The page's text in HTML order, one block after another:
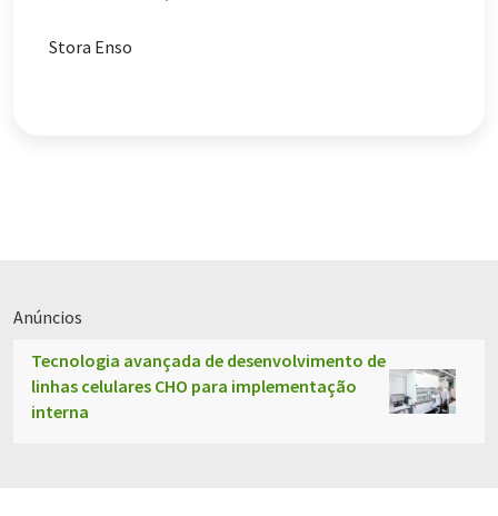
Como este artigo foi traduzido com tradução
Stora Enso
Anúncios
Tecnologia avançada de desenvolvimento de
linhas celulares CHO para implementação
interna